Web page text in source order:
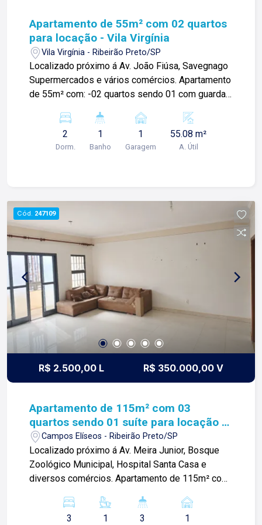
Apartamento de 55m² com 02 quartos
para locação - Vila Virgínia
Vila Virgínia - Ribeirão Preto/SP
Localizado próximo á Av. João Fiúsa, Savegnago
Supermercados e vários comércios. Apartamento
de 55m² com: -02 quartos sendo 01 com guarda
Cozinha com gabinete; -Área de serviços; -01
vaga de garagem; Para mais informações e
agendar visita, entre em contato. Lago é
construímos laços fortes e indeléveis com
nossos proprietários e clientes. Somos uma
imobiliária que equilibra a tradicionalidade com o
arrojo e a força comercial da atualidade. A Lago é
sua principal imobiliária em Ribeirão Preto!
2
Dorm.
1
Banho
1
Garagem
55.08 m²
A. Útil
Cód. 247109
R$ 2.500,00 L R$ 350.000,00 V
Apartamento de 115m² com 03
quartos sendo 01 suíte para locação e
venda - Campos Elíseos
Campos Elíseos - Ribeirão Preto/SP
Localizado próximo á Av. Meira Junior, Bosque
Zoológico Municipal, Hospital Santa Casa e
diversos comércios. Apartamento de 115m² com:
com sacada; -Cozinha com gabinete; -Área de
serviço; -01 banheiro social; -01 lavabo; -01 vaga
3 1 3 1